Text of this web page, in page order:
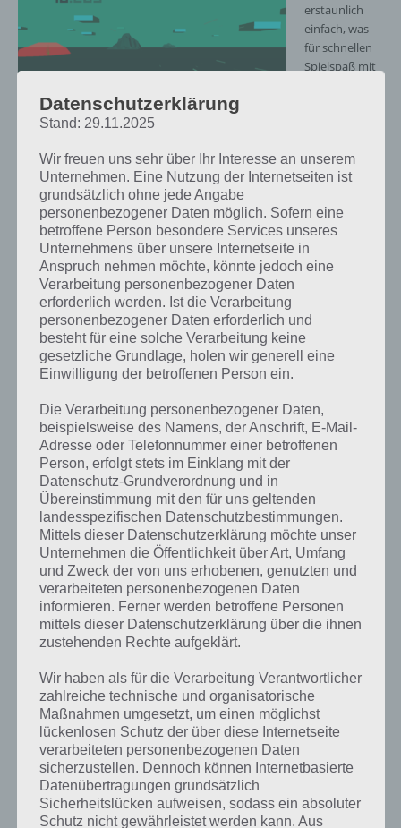
Walters
erstaunlich
einfach, was
für schnellen
Spielspaß mit
Spiel und
muss zufällig
generierten Felsen, Säulen und einschlagenden Kometen
ausweichen, was sich einfacher anhört als es tatsächlich ist, da man
als Hypernaut mit Hypergeschwindigkeit unterwegs ist.
Dabei steuert man entweder durch klicken auf den jeweiligen
Bildschirmrand oder durch die Nutzung des Gyroskops durch die
abstrakt wirkende Welt, welche es in zwei verschiedenen
Schwierigkeitsgraden zu bestreiten gilt. Das Ganze wird durch einen
perfekt zur Atmosphäre passenden wummernden Soundtrack
untermalt, welcher zusammen mit der sich ständig ändernden
Himmelsfarbe und bahnbrechenden Geschwindigkeit ein
spannendes Spielgefühl erzeugt.
Je länger man sich in einer Runde halten kann, desto schwerer wird
es, abgesehen vom gewählten Schwierigkeitsgrad, durch zufällig
entgegenkommende Objekte und die Umschaltung in einen Negativ-
Modus, bei dem sich die Farben umkehren, was für eine gefährliche
Ablenkung sorgt.
Es geht endlos in eine ganz andere Richtung
Was allerdings beim Spielen sofort auffällt, ist, dass Hypernaut ganz
anders ist als Temple Run und all die anderen Serienklone. Man
muss nicht stundenlang Münzen oder Diamanten sammeln um sich
Personal Highscore und das macht es zum perfekten Game auf dem
Weg zur Schule oder Uni.
Die Partien sind meist kurzlebig und selbst wenn man es schafft mal
länger als eine Minute durch den Parkour zu flitzen, ist der Frust
über den vergessenen Pausenmodus und dadurch erzwungenen
Neustart schnell verflogen.
Datenschutzerklärung
Stand: 29.11.2025
Wir freuen uns sehr über Ihr Interesse an unserem
Unternehmen. Eine Nutzung der Internetseiten ist
grundsätzlich ohne jede Angabe
personenbezogener Daten möglich. Sofern eine
betroffene Person besondere Services unseres
Unternehmens über unsere Internetseite in
Anspruch nehmen möchte, könnte jedoch eine
Verarbeitung personenbezogener Daten
erforderlich werden. Ist die Verarbeitung
personenbezogener Daten erforderlich und
besteht für eine solche Verarbeitung keine
gesetzliche Grundlage, holen wir generell eine
Einwilligung der betroffenen Person ein.
Die Verarbeitung personenbezogener Daten,
beispielsweise des Namens, der Anschrift, E-Mail-
Adresse oder Telefonnummer einer betroffenen
Person, erfolgt stets im Einklang mit der
Datenschutz-Grundverordnung und in
Übereinstimmung mit den für uns geltenden
landesspezifischen Datenschutzbestimmungen.
Mittels dieser Datenschutzerklärung möchte unser
Unternehmen die Öffentlichkeit über Art, Umfang
und Zweck der von uns erhobenen, genutzten und
verarbeiteten personenbezogenen Daten
informieren. Ferner werden betroffene Personen
mittels dieser Datenschutzerklärung über die ihnen
zustehenden Rechte aufgeklärt.
Wir haben als für die Verarbeitung Verantwortlicher
zahlreiche technische und organisatorische
Maßnahmen umgesetzt, um einen möglichst
lückenlosen Schutz der über diese Internetseite
verarbeiteten personenbezogenen Daten
sicherzustellen. Dennoch können Internetbasierte
Datenübertragungen grundsätzlich
Sicherheitslücken aufweisen, sodass ein absoluter
Schutz nicht gewährleistet werden kann. Aus